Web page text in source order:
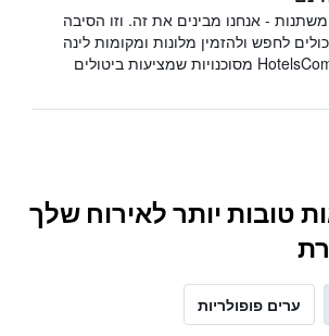
משתנות - אנחנו מבינים את זה. וזו הסיבה
לחפש ולהזמין מלונות ומקומות לינה
בHotelsCombined מסוכנויות שמציעות ביטולים
טובות יותר לאירוח שלך
ערים פופולריות